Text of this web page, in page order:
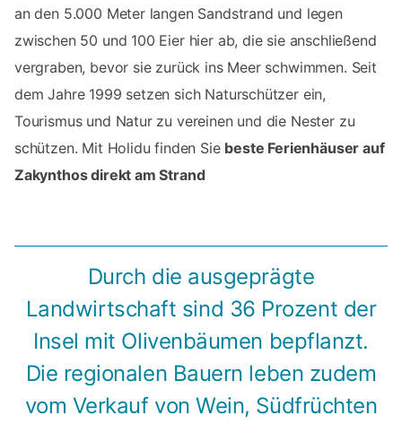
an den 5.000 Meter langen Sandstrand und legen
zwischen 50 und 100 Eier hier ab, die sie anschließend
vergraben, bevor sie zurück ins Meer schwimmen. Seit
dem Jahre 1999 setzen sich Naturschützer ein,
Tourismus und Natur zu vereinen und die Nester zu
schützen. Mit Holidu finden Sie beste Ferienhäuser auf
Zakynthos direkt am Strand
Durch die ausgeprägte
Landwirtschaft sind 36 Prozent der
Insel mit Olivenbäumen bepflanzt.
Die regionalen Bauern leben zudem
vom Verkauf von Wein, Südfrüchten